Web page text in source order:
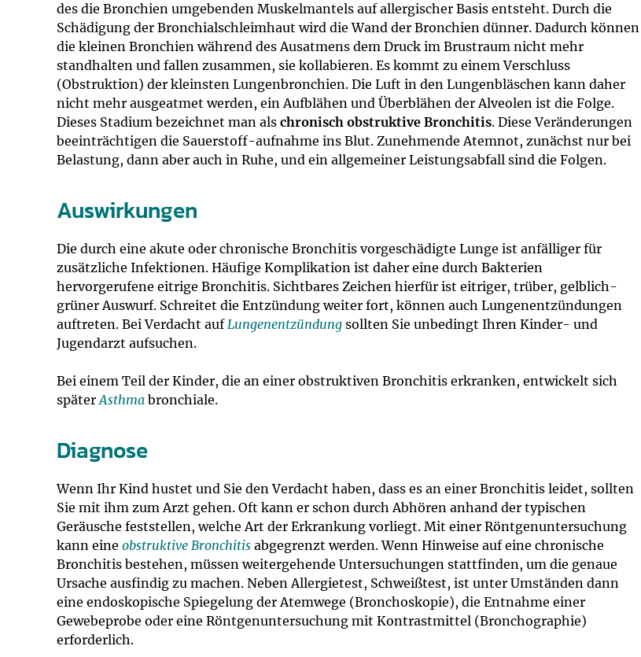
des die Bronchien umgebenden Muskelmantels auf allergischer Basis entsteht. Durch die
Schädigung der Bronchialschleimhaut wird die Wand der Bronchien dünner. Dadurch können
die kleinen Bronchien während des Ausatmens dem Druck im Brustraum nicht mehr
standhalten und fallen zusammen, sie kollabieren. Es kommt zu einem Verschluss
(Obstruktion) der kleinsten Lungenbronchien. Die Luft in den Lungenbläschen kann daher
nicht mehr ausgeatmet werden, ein Aufblähen und Überblähen der Alveolen ist die Folge.
Dieses Stadium bezeichnet man als chronisch obstruktive Bronchitis. Diese Veränderungen
beeinträchtigen die Sauerstoff-aufnahme ins Blut. Zunehmende Atemnot, zunächst nur bei
Belastung, dann aber auch in Ruhe, und ein allgemeiner Leistungsabfall sind die Folgen.
Auswirkungen
Die durch eine akute oder chronische Bronchitis vorgeschädigte Lunge ist anfälliger für
zusätzliche Infektionen. Häufige Komplikation ist daher eine durch Bakterien
hervorgerufene eitrige Bronchitis. Sichtbares Zeichen hierfür ist eitriger, trüber, gelblich-
grüner Auswurf. Schreitet die Entzündung weiter fort, können auch Lungenentzündungen
auftreten. Bei Verdacht aufLungenentzündung sollten Sie unbedingt Ihren Kinder- und
Jugendarzt aufsuchen.
Bei einem Teil der Kinder, die an einer obstruktiven Bronchitis erkranken, entwickelt sich
späterAsthma bronchiale.
Diagnose
Wenn Ihr Kind hustet und Sie den Verdacht haben, dass es an einer Bronchitis leidet, sollten
Sie mit ihm zum Arzt gehen. Oft kann er schon durch Abhören anhand der typischen
Geräusche feststellen, welche Art der Erkrankung vorliegt. Mit einer Röntgenuntersuchung
kann eine obstruktive Bronchitis abgegrenzt werden. Wenn Hinweise auf eine chronische
Bronchitis bestehen, müssen weitergehende Untersuchungen stattfinden, um die genaue
Ursache ausfindig zu machen. Neben Allergietest, Schweißtest, ist unter Umständen dann
eine endoskopische Spiegelung der Atemwege (Bronchoskopie), die Entnahme einer
Gewebeprobe oder eine Röntgenuntersuchung mit Kontrastmittel (Bronchographie)
erforderlich.